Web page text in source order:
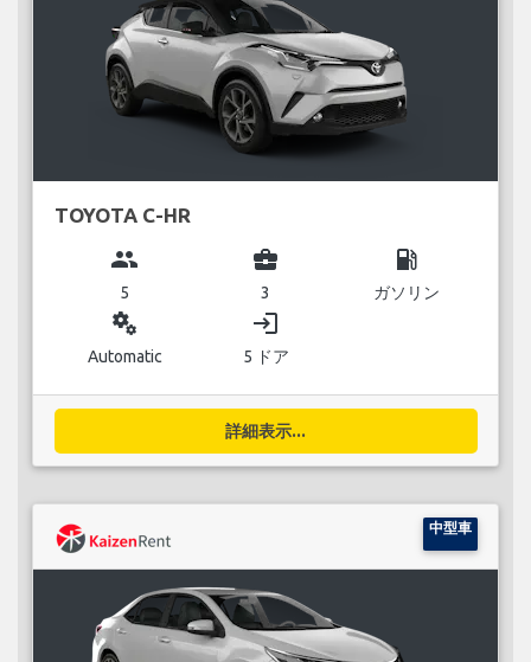
TOYOTA C-HR
group
5
business_center
3
local_gas_station
ガソリン
miscellaneous_services
Automatic
login
5 ドア
詳細表示...
中型車